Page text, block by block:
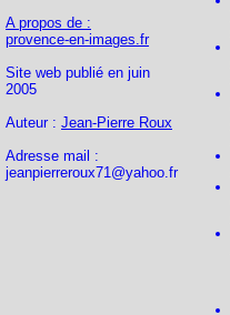
A propos de :
provence-en-images.fr
Site web publié en juin
2005
Auteur : Jean-Pierre Roux
Adresse mail :
jeanpierreroux71@yahoo.fr